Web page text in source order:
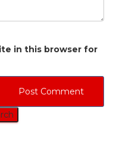
in this browser for